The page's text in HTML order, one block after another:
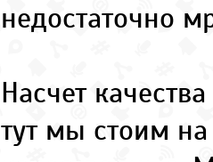
недостаточно
Насчет
тут мы стоим